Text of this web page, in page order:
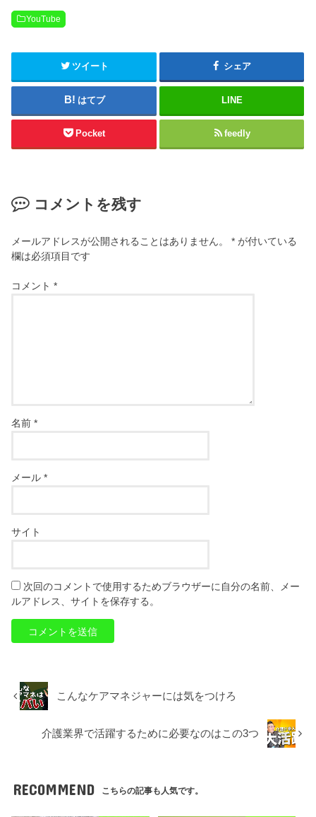
YouTube
ツイート シェア
はてブ LINE
Pocket feedly
コメントを残す
メールアドレスが公開されることはありません。 * が付いている
欄は必須項目です
コメント*
名前*
メール*
サイト
次回のコメントで使用するためブラウザーに自分の名前、メー
ルアドレス、サイトを保存する。
こんなケアマネジャーには気をつけろ
介護業界で活躍するために必要なのはこの3つ
RECOMMEND こちらの記事も人気です。